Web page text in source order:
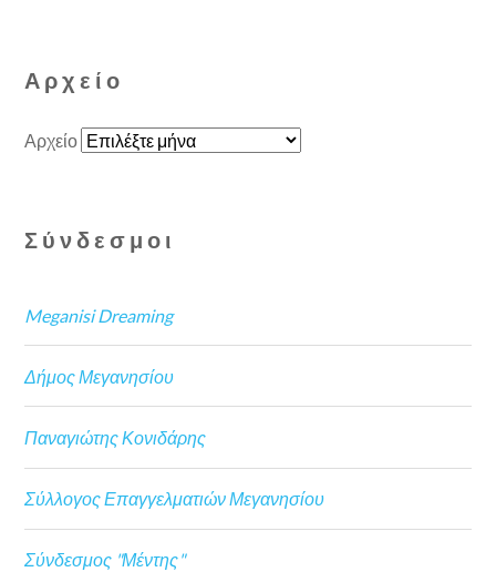
Αρχείο
Αρχείο
Σύνδεσμοι
Meganisi Dreaming
Δήμος Μεγανησίου
Παναγιώτης Κονιδάρης
Σύλλογος Επαγγελματιών Μεγανησίου
Σύνδεσμος "Μέντης"